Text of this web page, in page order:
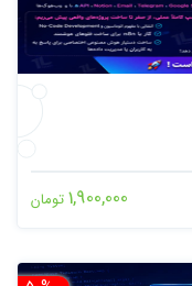
1,900,000تومان